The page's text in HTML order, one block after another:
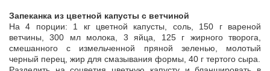
Запеканка из цветной капусты с ветчиной
На 4 порции: 1 кг цветной капусты, соль, 150 г вареной
ветчины, 300 мл молока, 3 яйца, 125 г жирного творога,
смешанного с измельченной пряной зеленью, молотый
черный перец, жир для смазывания формы, 40 г тертого сыра.